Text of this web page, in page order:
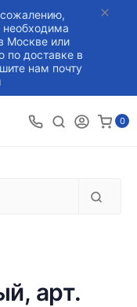
необходима
Москве или
по доставке в
нам почту
0
арт.